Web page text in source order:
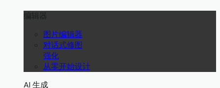
编辑器
图片编辑器
对话式修图
强化
从零开始设计
AI 生成